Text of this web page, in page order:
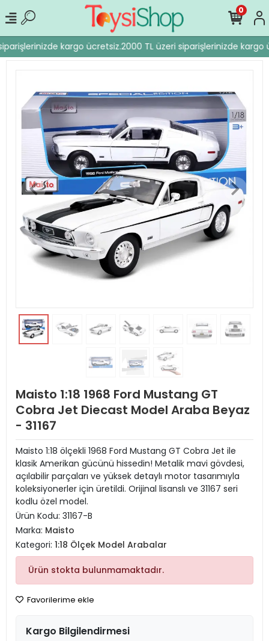
kargo ücretsiz.2000 TL üzeri siparişlerinizde kargo
0
Maisto 1:18 1968 Ford Mustang GT
Cobra Jet Diecast Model Araba Beyaz
- 31167
Maisto 1:18 ölçekli 1968 Ford Mustang GT Cobra Jet ile
klasik Amerikan gücünü hissedin! Metalik mavi gövdesi,
açılabilir parçaları ve yüksek detaylı motor tasarımıyla
koleksiyonerler için üretildi. Orijinal lisanslı ve 31167 seri
kodlu özel model.
Ürün Kodu: 31167-B
Marka: Maisto
Kategori: 1:18 Ölçek Model Arabalar
Ürün stokta bulunmamaktadır.
Favorilerime ekle
Kargo Bilgilendirmesi